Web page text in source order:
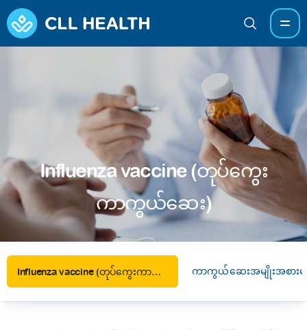
Influenza vaccine (တုပ်ကွေး
ကာကွယ်ဆေး)
Influenza vaccine (တုပ်ကွေးကာကွယ်ဆေး) ကာကွယ်ဆေးအမျိုးအစားမျ